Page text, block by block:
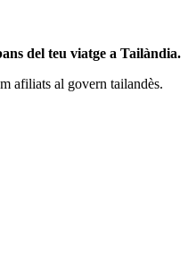
del teu viatge a Tailàndia.
afiliats al govern tailandès.